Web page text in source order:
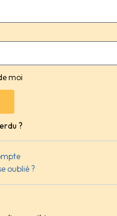
moi
?
oublié ?